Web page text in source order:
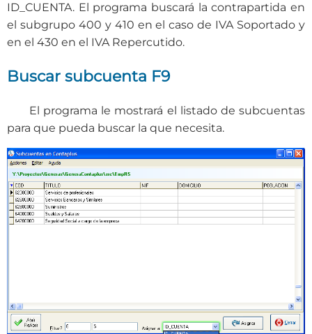
ID_CUENTA. El programa buscará la contrapartida en
el subgrupo 400 y 410 en el caso de IVA Soportado y
en el 430 en el IVA Repercutido.
Buscar subcuenta F9
El programa le mostrará el listado de subcuentas
para que pueda buscar la que necesita.​